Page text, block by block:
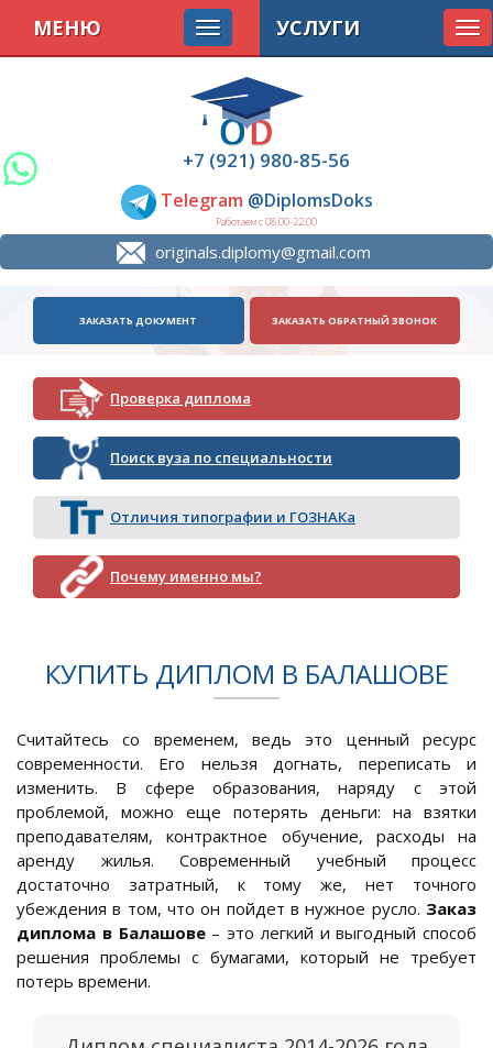
+7 (921) 980-85-56
Telegram @DiplomsDoks
Работаем с 08.00-22.00
originals.diplomy@gmail.com
МЕНЮ
ЗАКАЗАТЬ ДОКУМЕНТ ЗАКАЗАТЬ ОБРАТНЫЙ ЗВОНОК
Проверка диплома
Поиск вуза по специальности
Отличия типографии и ГОЗНАКа
Почему именно мы?
УСЛУГИ
КУПИТЬ ДИПЛОМ В БАЛАШОВЕ
Считайтесь со временем, ведь это ценный ресурс
современности. Его нельзя догнать, переписать и
изменить. В сфере образования, наряду с этой
проблемой, можно еще потерять деньги: на взятки
преподавателям, контрактное обучение, расходы на
аренду жилья. Современный учебный процесс
достаточно затратный, к тому же, нет точного
убеждения в том, что он пойдет в нужное русло. Заказ
диплома в Балашове– это легкий и выгодный способ
решения проблемы с бумагами, который не требует
потерь времени.